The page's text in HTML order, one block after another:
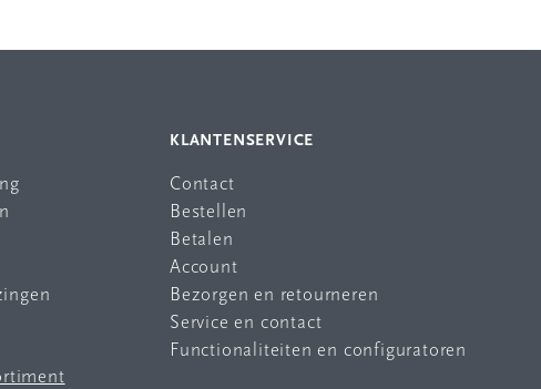
KLANTENSERVICE
Contact
Bestellen
Betalen
Account
Bezorgen en retourneren
Service en contact
Functionaliteiten en configuratoren